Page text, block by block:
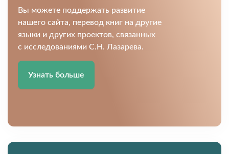
Вы можете поддержать развитие
нашего сайта, перевод книг на другие
языки и других проектов, связанных
с исследованиями С.Н. Лазарева.
Узнать больше